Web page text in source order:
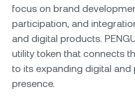
focus on brand
participation, and
and digital products.
utility token that connects
to its expanding digital and
presence.